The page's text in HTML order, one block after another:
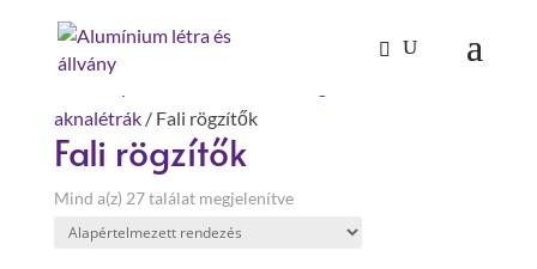
aknalétrák/ Fali rögzítők
Fali rögzítők
Mind a(z) 27 találat megjelenítve